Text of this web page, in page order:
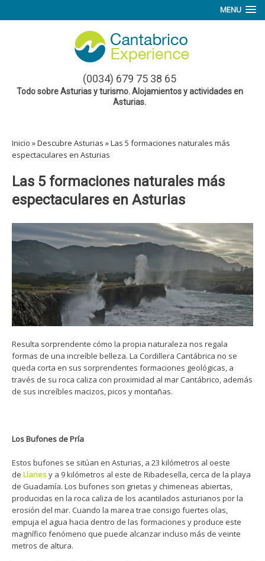
MENU
(0034) 679 75 38 65
Todo sobre Asturias y turismo. Alojamientos y actividades en
Asturias.
Inicio »Descubre Asturias »Las 5 formaciones naturales más
espectaculares en Asturias
Las 5 formaciones naturales más
espectaculares en Asturias
Resulta sorprendente cómo la propia naturaleza nos regala
formas de una increíble belleza. La Cordillera Cantábrica no se
queda corta en sus sorprendentes formaciones geológicas, a
través de su roca caliza con proximidad al mar Cantábrico, además
de sus increíbles macizos, picos y montañas.
Los Bufones de Pría
Estos bufones se sitúan en Asturias, a 23 kilómetros al oeste
de Llanesy a 9 kilómetros al este de Ribadesella, cerca de la playa
de Guadamía. Los bufones son grietas y chimeneas abiertas,
producidas en la roca caliza de los acantilados asturianos por la
erosión del mar. Cuando la marea trae consigo fuertes olas,
empuja el agua hacia dentro de las formaciones y produce este
magnífico fenómeno que puede alcanzar incluso más de veinte
metros de altura.